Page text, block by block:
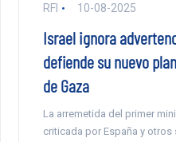
RFI 10-08-2025
Israel ignora
defiende su nuevo
de Gaza
La arremetida del primer
criticada por España y